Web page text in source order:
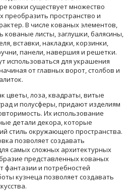
ковки существует множество
преобразить пространство и
В числе кованых элементов,
листы, заглушки, балясины,
вставки, накладки, корзинки,
панели, навершия и решетки.
использоваться для украшения
от главных ворот, столбов и
цветы, лоза, квадраты, витые
и полусферы, придают изделиям
Их использование
детали декора, которые
стиль окружающего пространства.
позволяет создавать
самых сложных архитектурных
представленных кованых
фантазии и потребностей
кузнеца позволяет создавать